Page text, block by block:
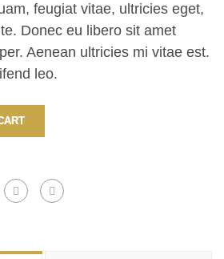
feugiat vitae, ultricies eget,
Donec eu libero sit amet
Aenean ultricies mi vitae est.
leo.